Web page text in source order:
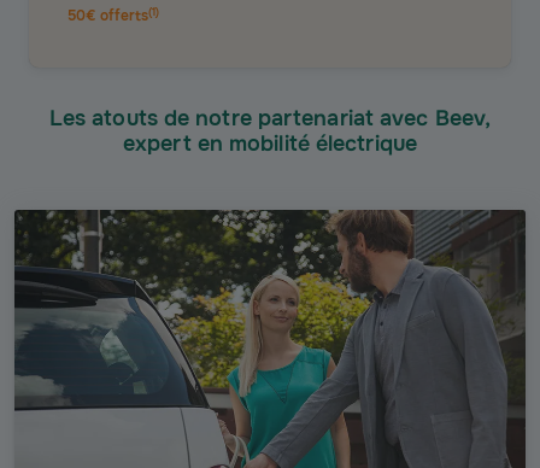
50€ offerts(1)
Les atouts de notre partenariat avec Beev,
expert en mobilité électrique